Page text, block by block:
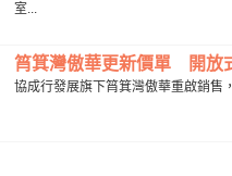
室...
筲箕灣傲華更新價單 開放
協成行發展旗下筲箕灣傲華重啟銷售